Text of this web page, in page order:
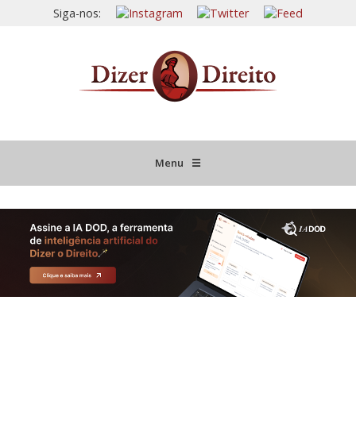
Siga-nos:
Menu ☰
JURISPRUDÊNCIA COMENTADA
INFORMATIVOS COMENTADOS